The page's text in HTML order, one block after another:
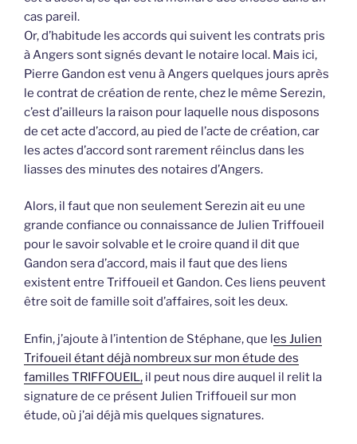
cas pareil.
Or, d’habitude les accords qui suivent les contrats pris
à Angers sont signés devant le notaire local. Mais ici,
Pierre Gandon est venu à Angers quelques jours après
le contrat de création de rente, chez le même Serezin,
c’est d’ailleurs la raison pour laquelle nous disposons
de cet acte d’accord, au pied de l’acte de création, car
les actes d’accord sont rarement réinclus dans les
liasses des minutes des notaires d’Angers.
Alors, il faut que non seulement Serezin ait eu une
grande confiance ou connaissance de Julien Triffoueil
pour le savoir solvable et le croire quand il dit que
Gandon sera d’accord, mais il faut que des liens
existent entre Triffoueil et Gandon. Ces liens peuvent
être soit de famille soit d’affaires, soit les deux.
Enfin, j’ajoute à l’intention de Stéphane, que les Julien
Trifoueil étant déjà nombreux sur mon étude des
familles TRIFFOUEIL, il peut nous dire auquel il relit la
signature de ce présent Julien Triffoueil sur mon
étude, où j’ai déjà mis quelques signatures.